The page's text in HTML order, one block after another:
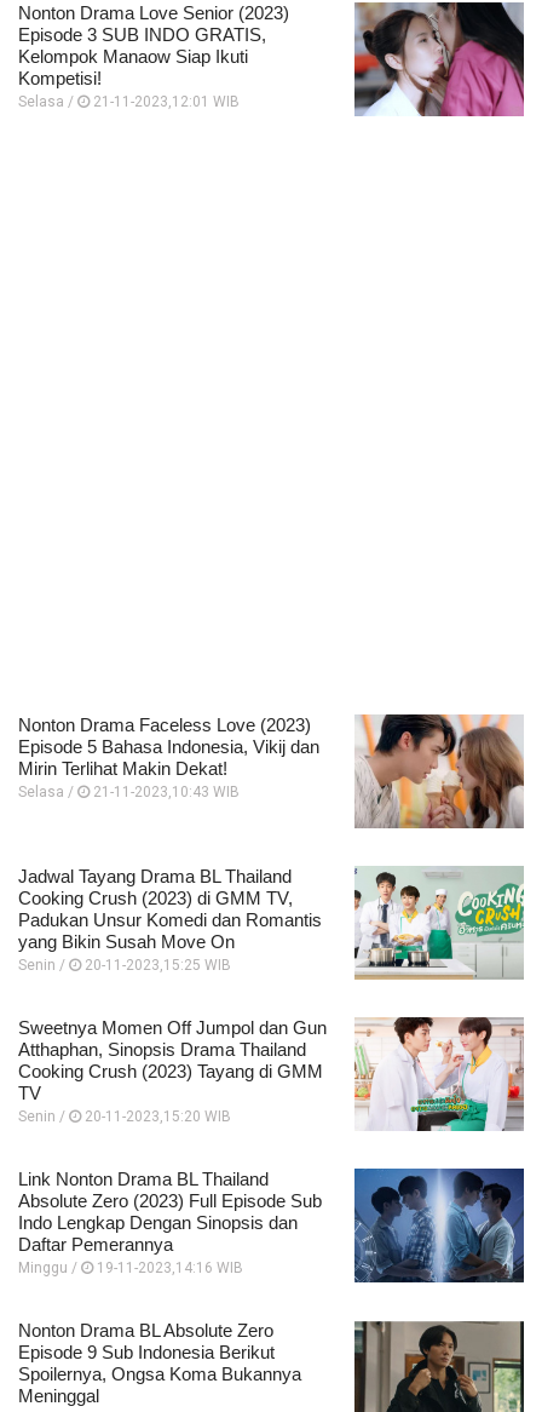
Nonton Drama Love Senior (2023)
Episode 3 SUB INDO GRATIS,
Kelompok Manaow Siap Ikuti
Kompetisi!
Selasa / 21-11-2023,12:01 WIB
Nonton Drama Faceless Love (2023)
Episode 5 Bahasa Indonesia, Vikij dan
Mirin Terlihat Makin Dekat!
Selasa / 21-11-2023,10:43 WIB
Jadwal Tayang Drama BL Thailand
Cooking Crush (2023) di GMM TV,
Padukan Unsur Komedi dan Romantis
yang Bikin Susah Move On
Senin / 20-11-2023,15:25 WIB
Sweetnya Momen Off Jumpol dan Gun
Atthaphan, Sinopsis Drama Thailand
Cooking Crush (2023) Tayang di GMM
TV
Senin / 20-11-2023,15:20 WIB
Link Nonton Drama BL Thailand
Absolute Zero (2023) Full Episode Sub
Indo Lengkap Dengan Sinopsis dan
Daftar Pemerannya
Minggu / 19-11-2023,14:16 WIB
Nonton Drama BL Absolute Zero
Episode 9 Sub Indonesia Berikut
Spoilernya, Ongsa Koma Bukannya
Meninggal